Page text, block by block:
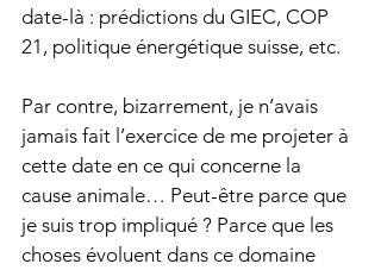
date-là : prédictions du GIEC, COP
21, politique énergétique suisse, etc.
Par contre, bizarrement, je n’avais
jamais fait l’exercice de me projeter à
cette date en ce qui concerne la
cause animale… Peut-être parce que
je suis trop impliqué ? Parce que les
choses évoluent dans ce domaine